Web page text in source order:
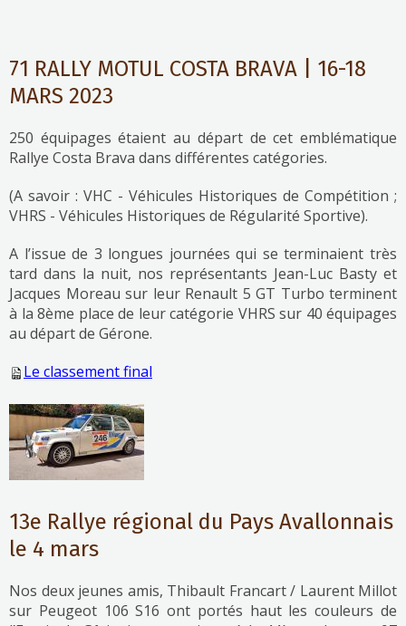
71 RALLY MOTUL COSTA BRAVA | 16-18
MARS 2023
250 équipages étaient au départ de cet emblématique
Rallye Costa Brava dans différentes catégories.
(A savoir : VHC - Véhicules Historiques de Compétition ;
VHRS - Véhicules Historiques de Régularité Sportive).
A l’issue de 3 longues journées qui se terminaient très
tard dans la nuit, nos représentants Jean-Luc Basty et
Jacques Moreau sur leur Renault 5 GT Turbo terminent
à la 8ème place de leur catégorie VHRS sur 40 équipages
au départ de Gérone.
Le classement final
13e Rallye régional du Pays Avallonnais
le 4 mars
Nos deux jeunes amis, Thibault Francart / Laurent Millot
sur Peugeot 106 S16 ont portés haut les couleurs de